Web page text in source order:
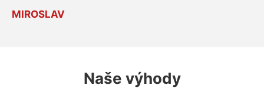
MIROSLAV
Naše výhody